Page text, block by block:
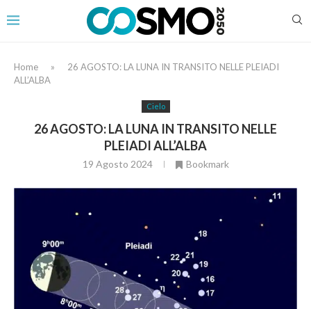
Home »
26 AGOSTO: LA LUNA IN TRANSITO NELLE PLEIADI
ALL’ALBA
Cielo
26 AGOSTO: LA LUNA IN TRANSITO NELLE
PLEIADI ALL’ALBA
19 Agosto 2024 Bookmark